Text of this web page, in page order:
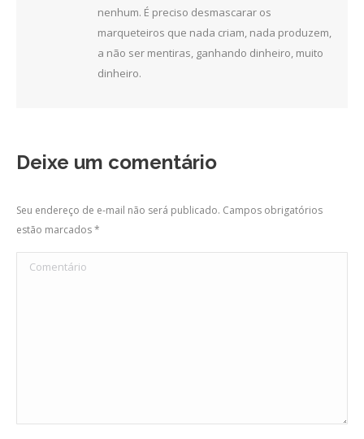
nenhum. É preciso desmascarar os
marqueteiros que nada criam, nada produzem,
a não ser mentiras, ganhando dinheiro, muito
dinheiro.
Deixe um comentário
Seu endereço de e-mail não será publicado. Campos obrigatórios
estão marcados*
Comentário